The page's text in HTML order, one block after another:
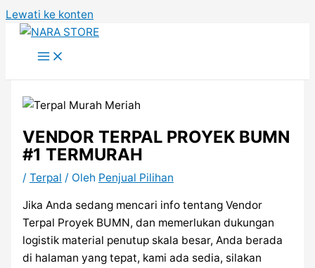
Lewati ke konten
VENDOR TERPAL PROYEK BUMN
#1 TERMURAH
/ Terpal / Oleh Penjual Pilihan
Jika Anda sedang mencari info tentang Vendor
Terpal Proyek BUMN, dan memerlukan dukungan
logistik material penutup skala besar, Anda berada
di halaman yang tepat, kami ada sedia, silakan